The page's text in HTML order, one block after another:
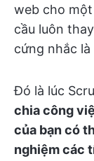
web cho
cầu luôn
cứng nhắc
Đó là lúc
chia công
của bạn có
nghiệm các